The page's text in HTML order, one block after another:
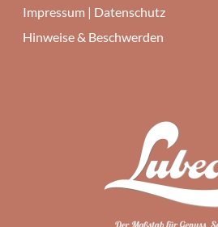
Impressum | Datenschutz
Hinweise & Beschwerden